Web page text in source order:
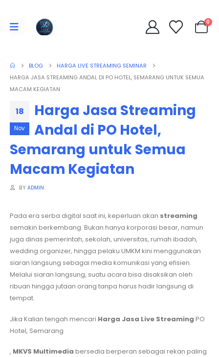
0
BLOG
HARGA LIVE STREAMING SEMINAR
HARGA JASA STREAMING ANDAL DI PO HOTEL, SEMARANG UNTUK SEMUA
MACAM KEGIATAN
18
Nov
Harga Jasa Streaming
Andal di PO Hotel,
Semarang untuk Semua
Macam Kegiatan
BY ADMIN
Pada era serba digital saat ini, keperluan akan streaming
semakin berkembang. Bukan hanya korporasi besar, namun
juga dinas pemerintah, sekolah, universitas, rumah ibadah,
wedding organizer, hingga pelaku UMKM kini menggunakan
siaran langsung sebagai media komunikasi yang efisien.
Melalui siaran langsung, suatu acara bisa disaksikan oleh
ribuan hingga jutaan orang tanpa harus hadir langsung di
tempat.
Jika Kalian tengah mencari Harga Jasa Live Streaming PO
Hotel, Semarang
, MKVS Multimedia bersedia berperan sebagai rekan paling